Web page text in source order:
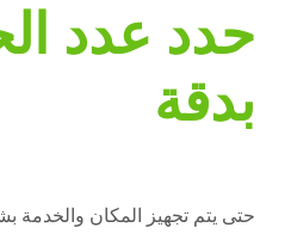
حدد عدد
بدقة
حتى يتم تجهيز المكان